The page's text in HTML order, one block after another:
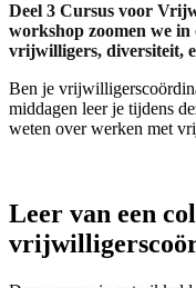
Deel 3 Cursus voor
workshop zoomen we
vrijwilligers, diversiteit,
Ben je
middagen leer je tijdens
weten over werken met
Leer van een